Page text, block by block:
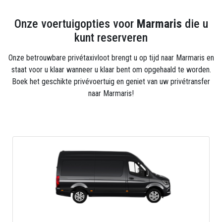
steeds dienst doet als locatie voor
symfonieconcerten.
De Grand Bazaar is een gesloten markt waar
werkelijk alles wordt verkocht. Het omvat 4.000
winkels, maar ook cafés, ateliers en werkplaatsen.
De Nimara-grot is een grote grot op een paradijselijk
eiland in de buurt van het resort, je moet er naartoe
heerlijk relaxen op het Cleopatra strand.
Icmeler Beach is een baai omringd door boshellingen
en pittoreske citrusboomgaarden. Het onderscheidt
zich door zeer helder water, schone lucht en
uitstekend zicht op zee.
Onze voertuigopties voor Marmaris die u
kunt reserveren
Onze betrouwbare privétaxivloot brengt u op tijd naar Marmaris en
staat voor u klaar wanneer u klaar bent om opgehaald te worden.
Boek het geschikte privévoertuig en geniet van uw privétransfer
naar Marmaris!